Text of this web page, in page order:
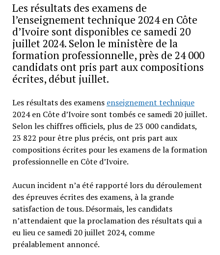
Les résultats des examens de
l’enseignement technique 2024 en Côte
d’Ivoire sont disponibles ce samedi 20
juillet 2024. Selon le ministère de la
formation professionnelle, près de 24 000
candidats ont pris part aux compositions
écrites, début juillet.
Les résultats des examens enseignement technique
2024 en Côte d’Ivoire sont tombés ce samedi 20 juillet.
Selon les chiffres officiels, plus de 23 000 candidats,
23 822 pour être plus précis, ont pris part aux
compositions écrites pour les examens de la formation
professionnelle en Côte d’Ivoire.
Aucun incident n’a été rapporté lors du déroulement
des épreuves écrites des examens, à la grande
satisfaction de tous. Désormais, les candidats
n’attendaient que la proclamation des résultats qui a
eu lieu ce samedi 20 juillet 2024, comme
préalablement annoncé.